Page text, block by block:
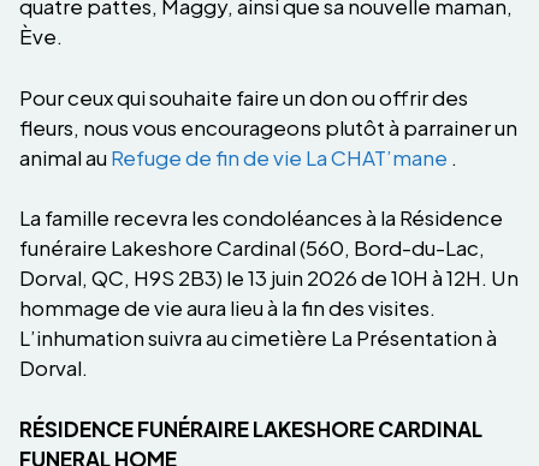
quatre pattes, Maggy, ainsi que sa nouvelle maman,
Ève.
Pour ceux qui souhaite faire un don ou offrir des
fleurs, nous vous encourageons plutôt à parrainer un
animal au Refuge de fin de vie La CHAT’mane .
La famille recevra les condoléances à la Résidence
funéraire Lakeshore Cardinal (560, Bord-du-Lac,
Dorval, QC, H9S 2B3) le 13 juin 2026 de 10H à 12H. Un
hommage de vie aura lieu à la fin des visites.
L’inhumation suivra au cimetière La Présentation à
Dorval.
RÉSIDENCE FUNÉRAIRE LAKESHORE CARDINAL
FUNERAL HOME